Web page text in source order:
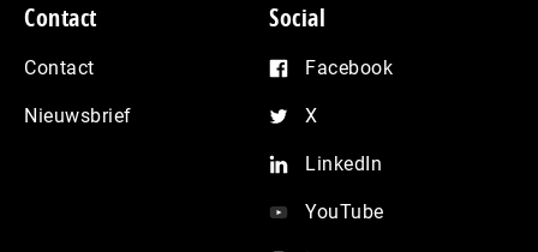
Contact
Contact
Nieuwsbrief
Social
Facebook
X
LinkedIn
YouTube